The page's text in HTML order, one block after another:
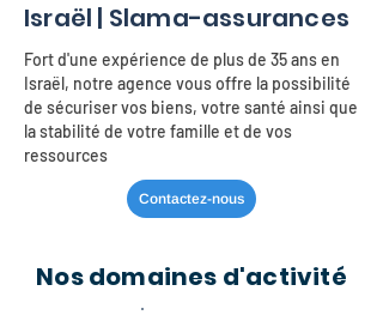
Israël | Slama-assurances
Fort d'une expérience de plus de 35 ans en
Israël, notre agence vous offre la possibilité
de sécuriser vos biens, votre santé ainsi que
la stabilité de votre famille et de vos
ressources
Contactez-nous
Nos domaines d'activité